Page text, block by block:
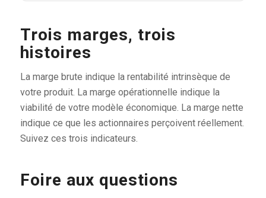
Trois marges, trois
histoires
La marge brute indique la rentabilité intrinsèque de
votre produit. La marge opérationnelle indique la
viabilité de votre modèle économique. La marge nette
indique ce que les actionnaires perçoivent réellement.
Suivez ces trois indicateurs.
Foire aux questions